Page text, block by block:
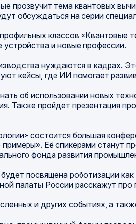
прозвучит тема квантовых
обсуждаться на серии
классов «Квантовые
устройства и новые профессии.
нуждаются в кадрах.
кейсы, где ИИ помогает
об использовании новых
Также пройдет презентация
состоится большая
Её спикерами станут
фонда развития
посвящена роботизации
палаты России расскажут
и других событиях, а